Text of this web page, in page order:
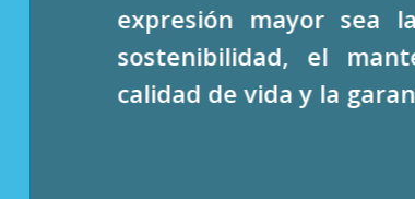
expresión mayor sea
sostenibilidad, el
calidad de vida y la